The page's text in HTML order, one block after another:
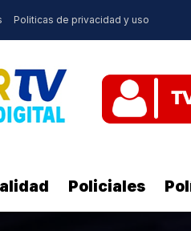
Politicas de privacidad y uso
Policiales